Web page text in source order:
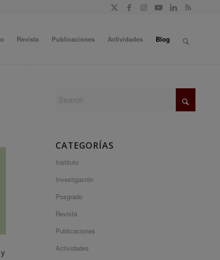
Revista Publicaciones Actividades Blog
CATEGORÍAS
Instituto
Investigación
Posgrado
Revista
Publicaciones
Actividades